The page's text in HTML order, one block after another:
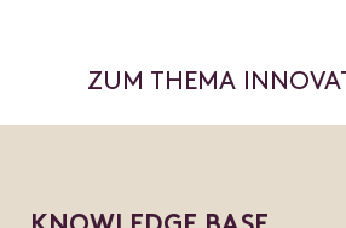
ZUM THEMA